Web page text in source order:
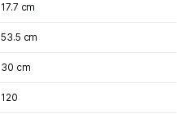
17.7 cm
53.5 cm
30 cm
120